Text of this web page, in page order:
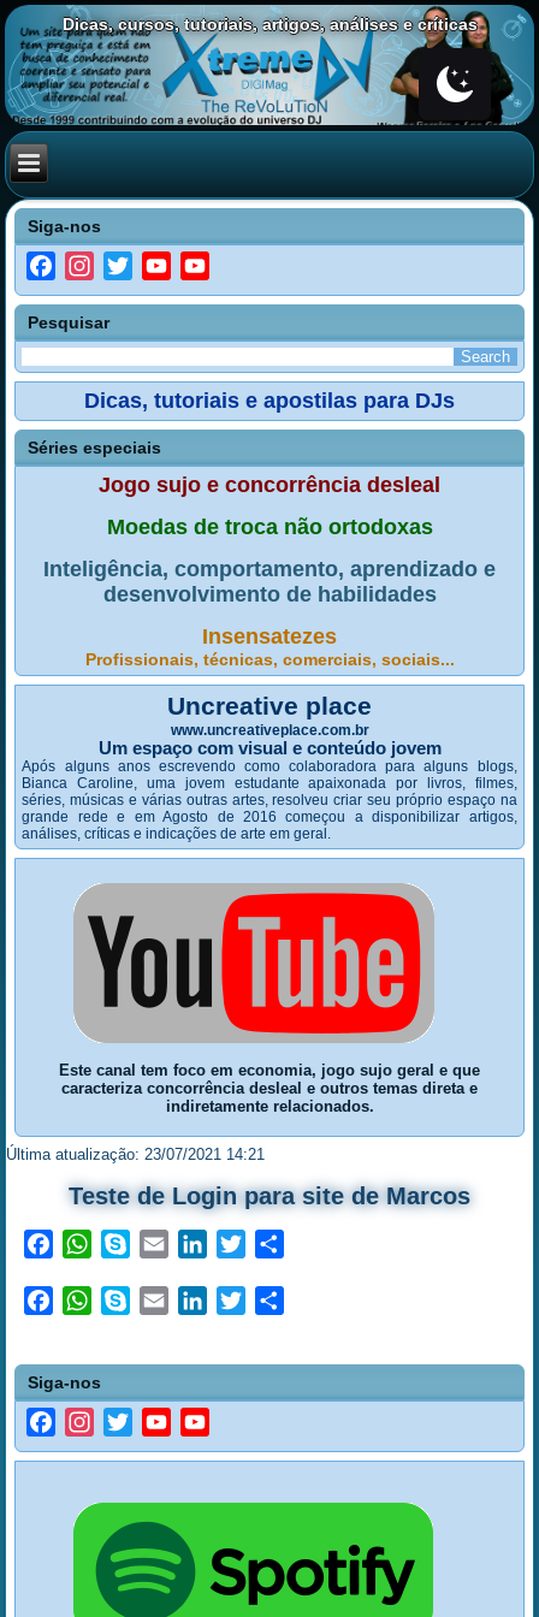
Dicas, cursos, tutoriais, artigos, análises e críticas
Siga-nos
FacebookInstagramTwitterYouTube
Channel
Pesquisar
Dicas, tutoriais e apostilas para DJs
Séries especiais
Jogo sujo e concorrência desleal
Moedas de troca não ortodoxas
Inteligência, comportamento, aprendizado e
desenvolvimento de habilidades
Insensatezes
Profissionais, técnicas, comerciais, sociais...
Uncreative place
www.uncreativeplace.com.br
Um espaço com visual e conteúdo jovem
Após alguns anos escrevendo como colaboradora para alguns blogs,
Bianca Caroline, uma jovem estudante apaixonada por livros, filmes,
séries, músicas e várias outras artes, resolveu criar seu próprio espaço na
grande rede e em Agosto de 2016 começou a disponibilizar artigos,
análises, críticas e indicações de arte em geral.
Este canal tem foco em economia, jogo sujo geral e que
caracteriza concorrência desleal e outros temas direta e
indiretamente relacionados.
Última atualização: 23/07/2021 14:21
Teste de Login para site de Marcos
FacebookWhatsApp
Skype Email LinkedInTwitter
FacebookWhatsApp
Skype Email LinkedInTwitter
Siga-nos
FacebookInstagramTwitterYouTube
Channel